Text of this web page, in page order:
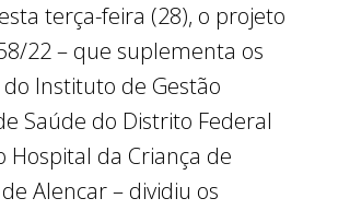
terça-feira (28), o projeto
22 – que suplementa os
Instituto de Gestão
Saúde do Distrito Federal
Hospital da Criança de
Alencar – dividiu os